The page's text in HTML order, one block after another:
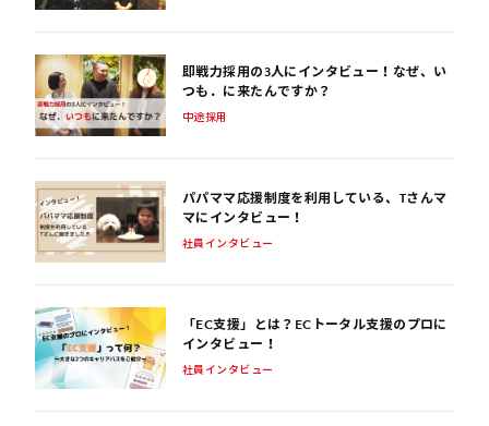
即戦力採用の3人にインタビュー！なぜ、い
つも．に来たんですか？
中途採用
パパママ応援制度を利用している、Tさんマ
マにインタビュー！
社員インタビュー
「EC支援」とは？ECトータル支援のプロに
インタビュー！
社員インタビュー